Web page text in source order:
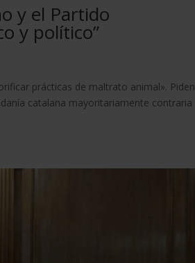
y el Partido
y político”
prácticas de maltrato animal». Piden
catalana mayoritariamente contraria